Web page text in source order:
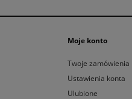
Moje konto
Twoje zamówienia
Ustawienia konta
Ulubione